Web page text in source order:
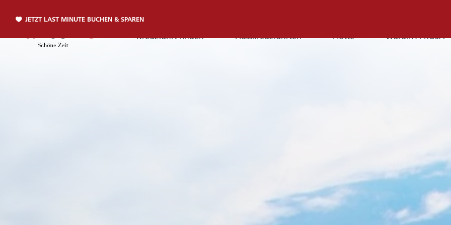
JETZT LAST MINUTE BUCHEN & SPAREN
Kreuzfahrt finden Flusskreuzfahrten Flotte Warum A-ROSA